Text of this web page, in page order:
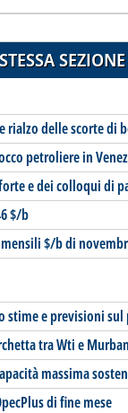
SEZIONE
rialzo delle scorte di
petroliere in
e dei colloqui di
$/b
$/b di
stime e previsioni
tra Wti e
massima
di fine mese